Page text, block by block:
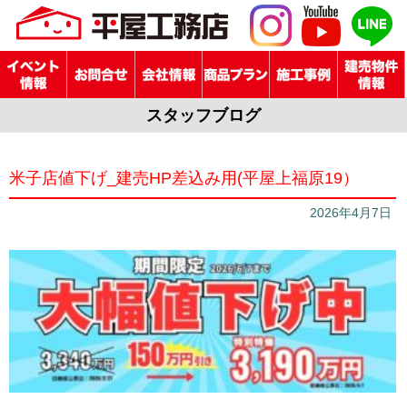
スタッフブログ
米子店値下げ_建売HP差込み用(平屋上福原19）
2026年4月7日